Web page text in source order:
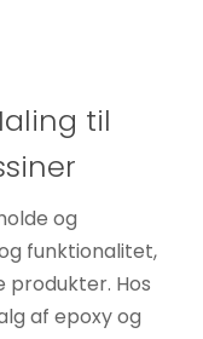
til
og
funktionalitet,
Hos
af epoxy og